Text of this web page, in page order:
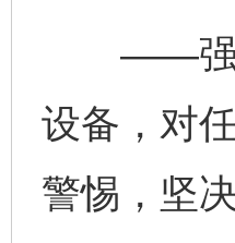
——强化
设备，对
警惕，坚